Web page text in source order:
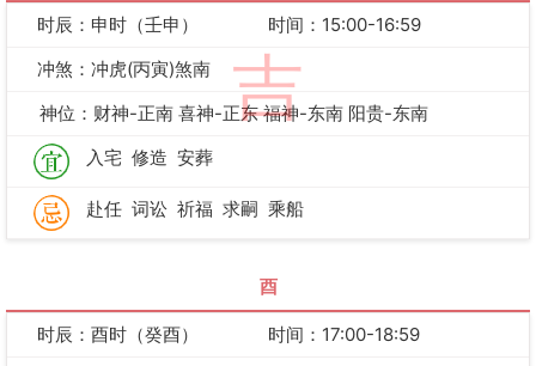
吉
时辰：申时（壬申）
时间：15:00-16:59
冲煞：冲虎(丙寅)煞南
神位：财神-正南 喜神-正东 福神-东南 阳贵-东南
入宅 修造 安葬
赴任 词讼 祈福 求嗣 乘船
酉
时辰：酉时（癸酉）
时间：17:00-18:59